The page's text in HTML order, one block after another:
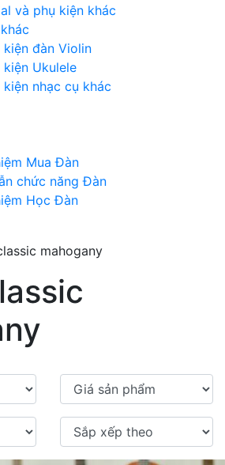
và phụ kiện khác
kiện đàn Violin
kiện Ukulele
kiện nhạc cụ khác
Mua Đàn
chức năng Đàn
Học Đàn
mahogany